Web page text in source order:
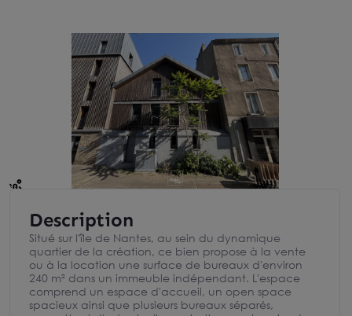
Description
Situé sur l'île de Nantes, au sein du dynamique
quartier de la création, ce bien propose à la vente
ou à la location une surface de bureaux d'environ
240 m² dans un immeuble indépendant. L'espace
comprend un espace d'accueil, un open space
spacieux ainsi que plusieurs bureaux séparés,